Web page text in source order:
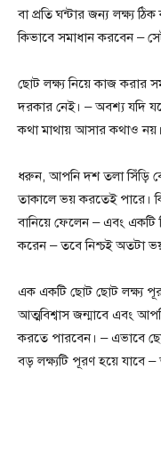
বা প্রতি ঘন্টার জন্য লক্ষ্য
কিভাবে সমাধান করবেন –
ছোট লক্ষ্য নিয়ে কাজ করার
দরকার নেই। – অবশ্য যদি
কথা মাথায় আসার কথাও নয়।
ধরুন, আপনি দশ তলা সিঁড়ি
তাকালে ভয় করতেই পারে।
বানিয়ে ফেলেন – এবং
করেন – তবে নিশ্চই অতটা
এক একটি ছোট ছোট লক্ষ্য
আত্মবিশ্বাস জন্মাবে এবং
করতে পারবেন। – এভাবে
বড় লক্ষ্যটি পূরণ হয়ে যাবে